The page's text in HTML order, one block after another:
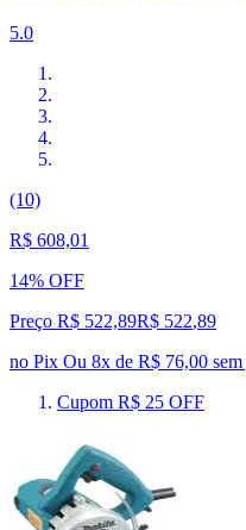
5.0
(10)
R$ 608,01
14% OFF
Preço R$ 522,89R$ 522,89
no Pix Ou 8x de R$ 76,00
Cupom R$ 25 OFF